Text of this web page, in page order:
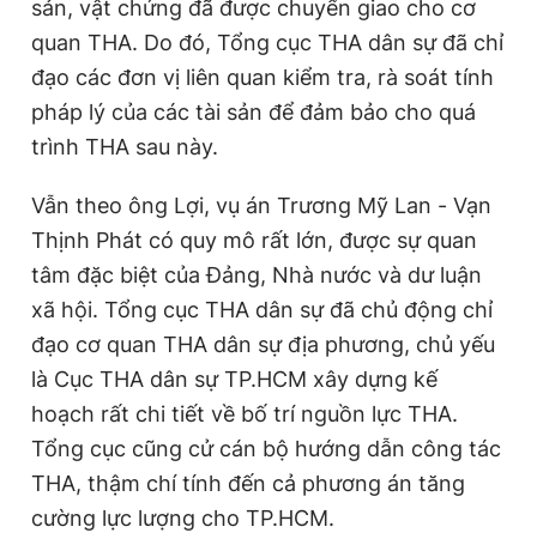
sản, vật chứng đã được chuyển giao cho cơ
quan THA. Do đó, Tổng cục THA dân sự đã chỉ
đạo các đơn vị liên quan kiểm tra, rà soát tính
pháp lý của các tài sản để đảm bảo cho quá
trình THA sau này.
Vẫn theo ông Lợi, vụ án Trương Mỹ Lan - Vạn
Thịnh Phát có quy mô rất lớn, được sự quan
tâm đặc biệt của Đảng, Nhà nước và dư luận
xã hội. Tổng cục THA dân sự đã chủ động chỉ
đạo cơ quan THA dân sự địa phương, chủ yếu
là Cục THA dân sự TP.HCM xây dựng kế
hoạch rất chi tiết về bố trí nguồn lực THA.
Tổng cục cũng cử cán bộ hướng dẫn công tác
THA, thậm chí tính đến cả phương án tăng
cường lực lượng cho TP.HCM.